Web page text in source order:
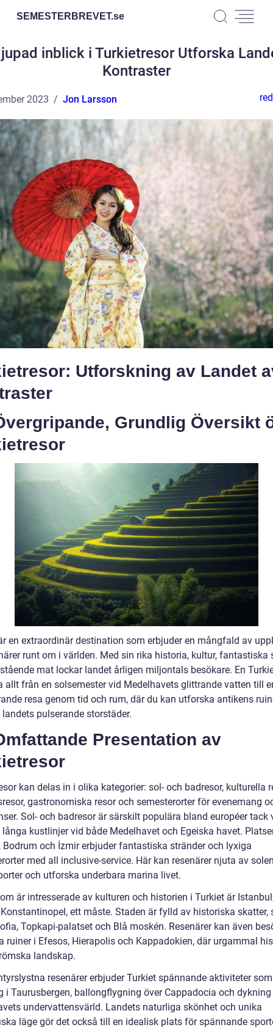
SEMESTERBREVET.se
inblick i Turkietresor Utforska
Kontraster
2023 Jon Larsson
Utforskning av Landet
Grundlig Översikt
en extraordinär destination som erbjuder en mångfald av
runt om i världen. Med sin rika historia, kultur, fantastiska
mat lockar landet årligen miljontals besökare. En
allt från en solsemester vid Medelhavets glittrande vatten till
resa genom tid och rum, där du kan utforska antikens
pulserande storstäder.
Presentation av
kan delas in i olika kategorier: sol- och badresor, kulturella
gastronomiska resor och semesterorter för evenemang
Sol- och badresor är särskilt populära bland européer tack
långa kustlinjer vid både Medelhavet och Egeiska havet.
Bodrum och İzmir erbjuder fantastiska stränder och lyxiga
med all inclusive-service. Här kan resenärer njuta av
och utforska underbara marina livet.
är intresserade av kulturen och historien i Turkiet är
ett måste. Staden är fylld av historiska skatter,
Topkapi-palatset och Blå moskén. Resenärer kan även
ruiner i Efesos, Hierapolis och Kappadokien, där urgammal
landskap.
resenärer erbjuder Turkiet spännande aktiviteter som
i Taurusbergen, ballongflygning över Cappadocia och
undervattensvärld. Landets naturliga skönhet och unika
läge gör det också till en idealisk plats för spännande